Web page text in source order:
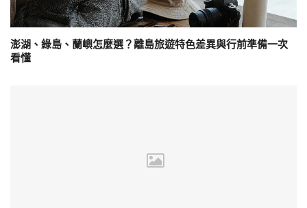
澎湖、綠島、蘭嶼怎麼選？離島旅遊特色差異與行前準備一次
看懂